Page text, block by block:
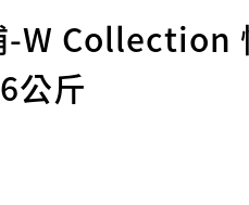
W Collection
公斤